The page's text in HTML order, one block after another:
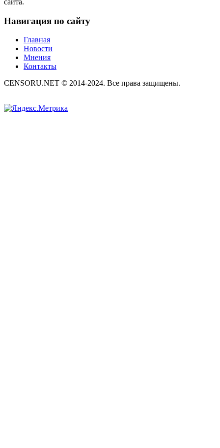
сайта.
Навигация по сайту
Главная
Новости
Мнения
Контакты
CENSORU.NET © 2014-2024. Все права защищены.